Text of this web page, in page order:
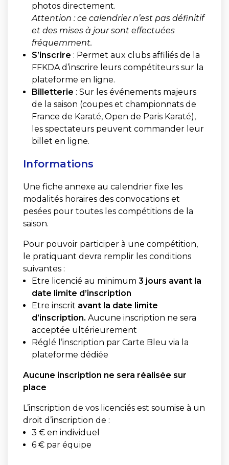
photos directement.
Attention : ce calendrier n’est pas définitif
et des mises à jour sont effectuées
fréquemment.
S’inscrire : Permet aux clubs affiliés de la
FFKDA d’inscrire leurs compétiteurs sur la
plateforme en ligne.
Billetterie : Sur les événements majeurs
de la saison (coupes et championnats de
France de Karaté, Open de Paris Karaté),
les spectateurs peuvent commander leur
billet en ligne.
Informations
Une fiche annexe au calendrier fixe les
modalités horaires des convocations et
pesées pour toutes les compétitions de la
saison.
Pour pouvoir participer à une compétition,
le pratiquant devra remplir les conditions
suivantes :
Etre licencié au minimum 3 jours avant la
date limite d’inscription
Etre inscrit avant la date limite
d’inscription. Aucune inscription ne sera
acceptée ultérieurement
Réglé l’inscription par Carte Bleu via la
plateforme dédiée
Aucune inscription ne sera réalisée sur
place
L’inscription de vos licenciés est soumise à un
droit d’inscription de :
3 € en individuel
6 € par équipe